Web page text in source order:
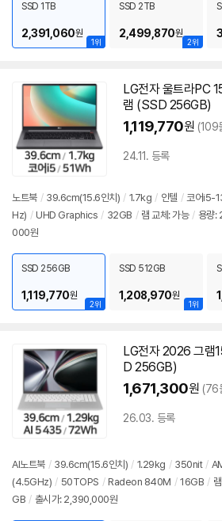
1위
SSD 1TB
2,391,060원
2위
SSD 2TB
2,499,870원
LG전자 울트라PC
램 (SSD 256GB)
1,119,770원 (109
24.11. 등록
노트북 / 39.6cm(15.6인치) / 1.7kg / 인텔 / 코어i5-
Hz) / UHD Graphics / 32GB / 램 교체: 가능 / 용량:
000원
2위
SSD 256GB
1,119,770원
1위
SSD 512GB
1,208,970원
LG전자 2026 그
D 256GB)
1,671,300원 (76
26.03. 등록
AI노트북 / 39.6cm(15.6인치) / 1.29kg / 350nit /
(4.5GHz) / 50TOPS / Radeon 840M / 16GB /
GB / 출시가: 2,390,000원